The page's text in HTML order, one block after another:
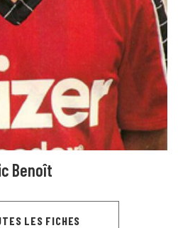
Benoît
LES FICHES